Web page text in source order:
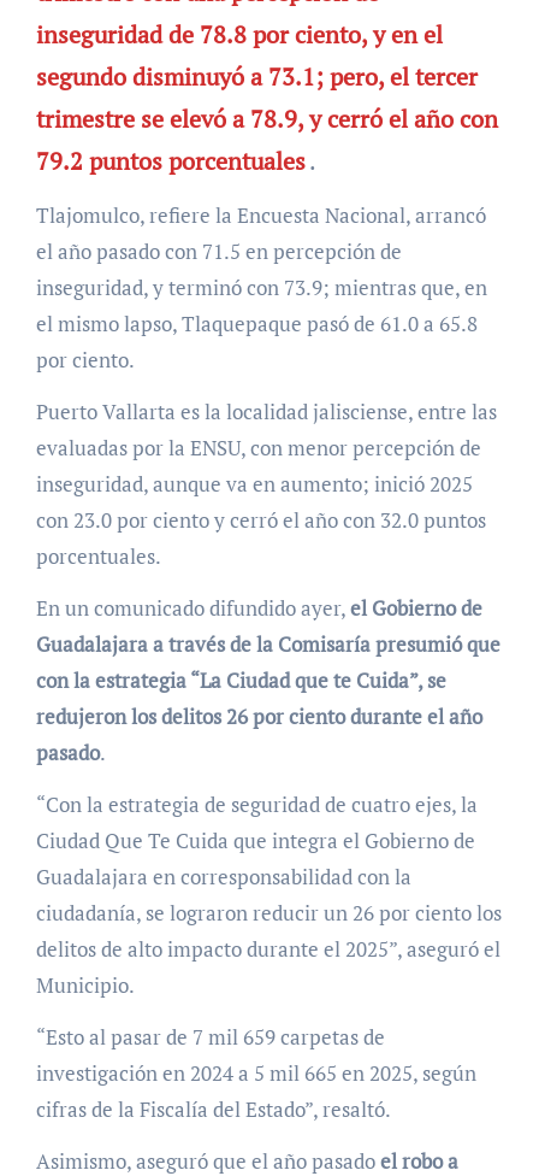
inseguridad de 78.8 por ciento, y en el
segundo disminuyó a 73.1; pero, el tercer
trimestre se elevó a 78.9, y cerró el año con
79.2 puntos porcentuales.
Tlajomulco, refiere la Encuesta Nacional, arrancó
el año pasado con 71.5 en percepción de
inseguridad, y terminó con 73.9; mientras que, en
el mismo lapso, Tlaquepaque pasó de 61.0 a 65.8
por ciento.
Puerto Vallarta es la localidad jalisciense, entre las
evaluadas por la ENSU, con menor percepción de
inseguridad, aunque va en aumento; inició 2025
con 23.0 por ciento y cerró el año con 32.0 puntos
porcentuales.
En un comunicado difundido ayer,el Gobierno de
Guadalajara a través de la Comisaría presumió que
con la estrategia “La Ciudad que te Cuida”, se
redujeron los delitos 26 por ciento durante el año
pasado.
“Con la estrategia de seguridad de cuatro ejes, la
Ciudad Que Te Cuida que integra el Gobierno de
Guadalajara en corresponsabilidad con la
ciudadanía, se lograron reducir un 26 por ciento los
delitos de alto impacto durante el 2025”, aseguró el
Municipio.
“Esto al pasar de 7 mil 659 carpetas de
investigación en 2024 a 5 mil 665 en 2025, según
cifras de la Fiscalía del Estado”, resaltó.
Asimismo, aseguró que el año pasadoel robo a